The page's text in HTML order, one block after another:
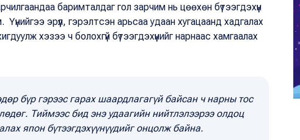
баримталдаг гол зарчим нь цөөхөн бүтээгдэхүүн
эрүүл, гэрэлтсэн арьсаа удаан хугацаанд хадгалах
хэзээ ч болохгүй бүтээгдэхүүнийг нарнаас хамгаалах
бүр гэрээс гарах шаардлагагүй байсан ч нарны тос
Тиймээс бид энэ удаагийн нийтлэлээрээ олдоц
япон бүтээгдэхүүнүүдийг онцолж байна.